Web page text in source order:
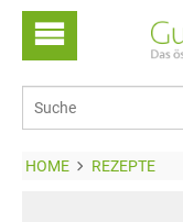
HOME REZEPTE